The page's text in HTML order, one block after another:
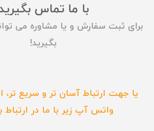
با ما تماس
برای ثبت سفارش و یا مشاوره می
بگیرید!
یا جهت ارتباط آسان تر و سریع تر،
واتس آپ زیر با ما در ارتباط